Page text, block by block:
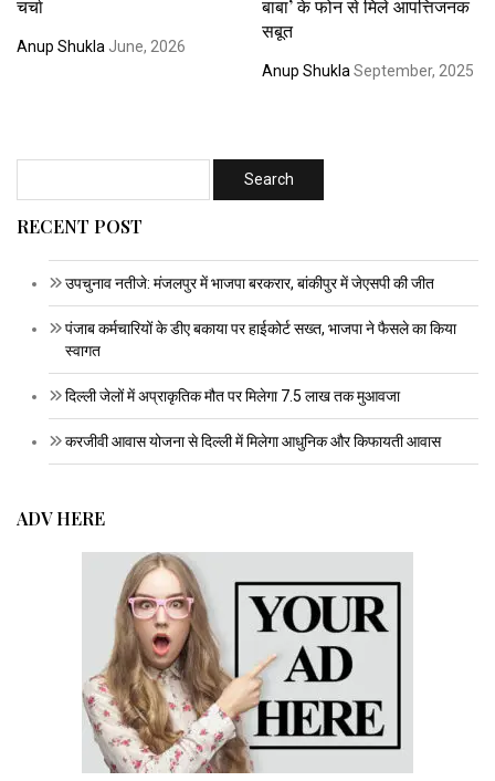
चर्चा
Anup Shukla June, 2026
बाबा’ के फोन से मिले आपत्तिजनक
सबूत
Anup ShuklaSeptember, 2025
RECENT POST
उपचुनाव नतीजे: मंजलपुर में भाजपा बरकरार, बांकीपुर में जेएसपी की जीत
पंजाब कर्मचारियों के डीए बकाया पर हाईकोर्ट सख्त, भाजपा ने फैसले का किया
स्वागत
दिल्ली जेलों में अप्राकृतिक मौत पर मिलेगा 7.5 लाख तक मुआवजा
करजीवी आवास योजना से दिल्ली में मिलेगा आधुनिक और किफायती आवास
ADV HERE